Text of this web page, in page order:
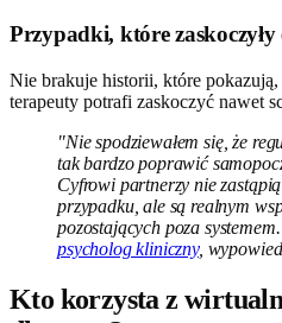
Przypadki, które zaskoczyły
Nie brakuje historii, które
terapeuty potrafi zaskoczyć nawet
"Nie spodziewałem się, że
tak bardzo poprawić
Cyfrowi partnerzy nie
przypadku, ale są realnym
pozostających poza
psycholog kliniczny,
Kto korzysta z